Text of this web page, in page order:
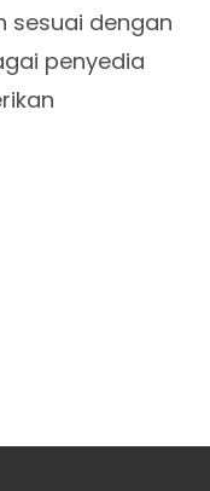
sesuai dengan
penyedia